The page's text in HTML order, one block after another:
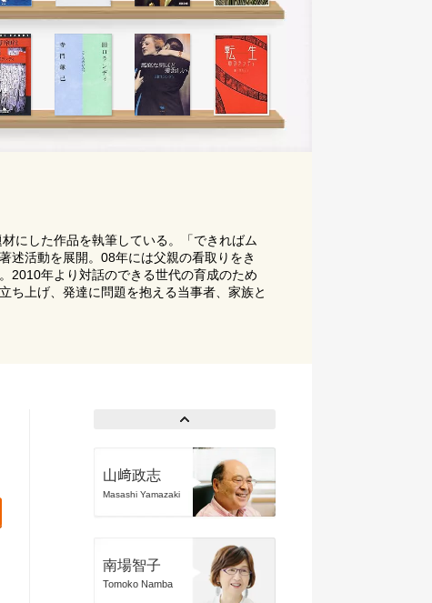
にした作品を執筆している。「できればム
述活動を展開。08年には父親の看取りをき
2010年より対話のできる世代の育成のため
ち上げ、発達に問題を抱える当事者、家族と
山﨑政志
Masashi Yamazaki
南場智子
Tomoko Namba